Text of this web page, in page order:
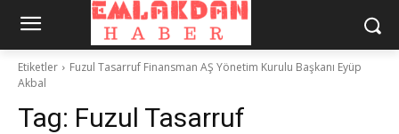
Etiketler
Fuzul Tasarruf Finansman AŞ Yönetim Kurulu Başkanı Eyüp
Akbal
Tag: Fuzul Tasarruf